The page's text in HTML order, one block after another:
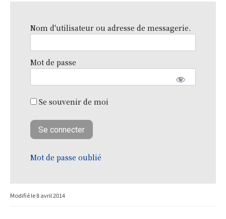
Nom d'utilisateur ou adresse de messagerie.
Mot de passe
Se souvenir de moi
Mot de passe oublié
Modifié le8 avril 2014